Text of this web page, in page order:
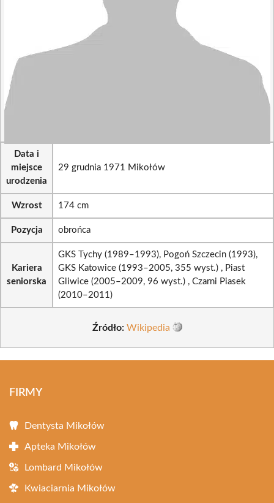
Data i
miejsce
urodzenia
29 grudnia 1971 Mikołów
Wzrost 174 cm
Pozycja obrońca
Kariera
seniorska
GKS Tychy (1989–1993), Pogoń Szczecin (1993),
GKS Katowice (1993–2005, 355 wyst.) , Piast
Gliwice (2005–2009, 96 wyst.) , Czarni Piasek
(2010–2011)
Źródło: Wikipedia
FIRMY
Dentysta Mikołów
Apteka Mikołów
Lombard Mikołów
Kwiaciarnia Mikołów